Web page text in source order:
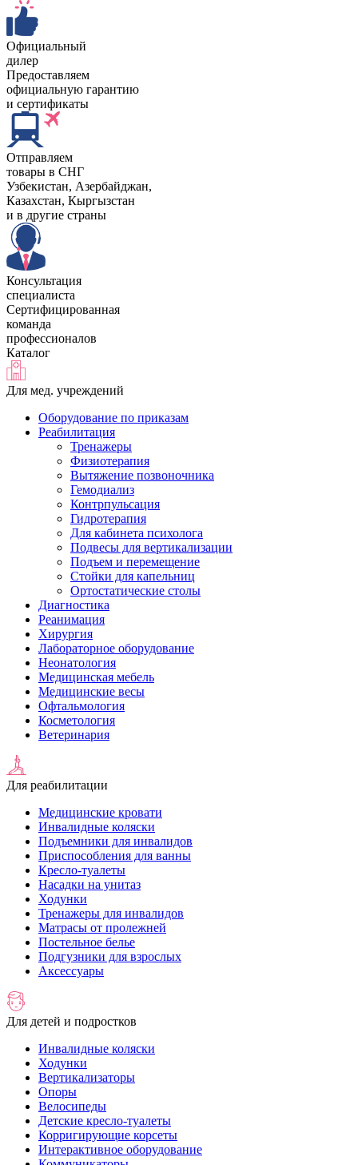
Официальный
дилер
Предоставляем
официальную гарантию
и сертификаты
Отправляем
товары в СНГ
Узбекистан, Aзербайджан,
Казахстан, Кыргызстан
и в другие страны
Консультация
специалиста
Сертифицированная
команда
профессионалов
Каталог
Для мед. учреждений
Оборудование по приказам
Реабилитация
Тренажеры
Физиотерапия
Вытяжение позвоночника
Гемодиализ
Контрпульсация
Гидротерапия
Для кабинета психолога
Подвесы для вертикализации
Подъем и перемещение
Стойки для капельниц
Ортостатические столы
Диагностика
Реанимация
Хирургия
Лабораторное оборудование
Неонатология
Медицинская мебель
Медицинские весы
Офтальмология
Косметология
Ветеринария
Для реабилитации
Медицинские кровати
Инвалидные коляски
Подъемники для инвалидов
Приспособления для ванны
Кресло-туалеты
Насадки на унитаз
Ходунки
Тренажеры для инвалидов
Матрасы от пролежней
Постельное белье
Подгузники для взрослых
Аксессуары
Для детей и подростков
Инвалидные коляски
Ходунки
Вертикализаторы
Опоры
Велосипеды
Детские кресло-туалеты
Корригирующие корсеты
Интерактивное оборудование